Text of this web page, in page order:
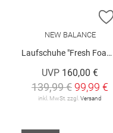
NEW BALANCE
Laufschuhe "Fresh Foam X Hierro v9"
UVP 160,00 €
139,99 € 99,99 €
inkl. MwSt. zzgl.Versand